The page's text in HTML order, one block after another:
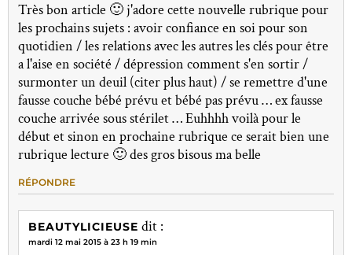
Très bon article 🙂 j'adore cette nouvelle rubrique pour
les prochains sujets : avoir confiance en soi pour son
quotidien / les relations avec les autres les clés pour être
a l'aise en société / dépression comment s'en sortir /
surmonter un deuil (citer plus haut) / se remettre d'une
fausse couche bébé prévu et bébé pas prévu … ex fausse
couche arrivée sous stérilet … Euhhhh voilà pour le
début et sinon en prochaine rubrique ce serait bien une
rubrique lecture 🙂 des gros bisous ma belle
RÉPONDRE
BEAUTYLICIEUSE dit :
mardi 12 mai 2015 à 23 h 19 min